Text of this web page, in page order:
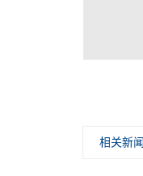
相关新闻